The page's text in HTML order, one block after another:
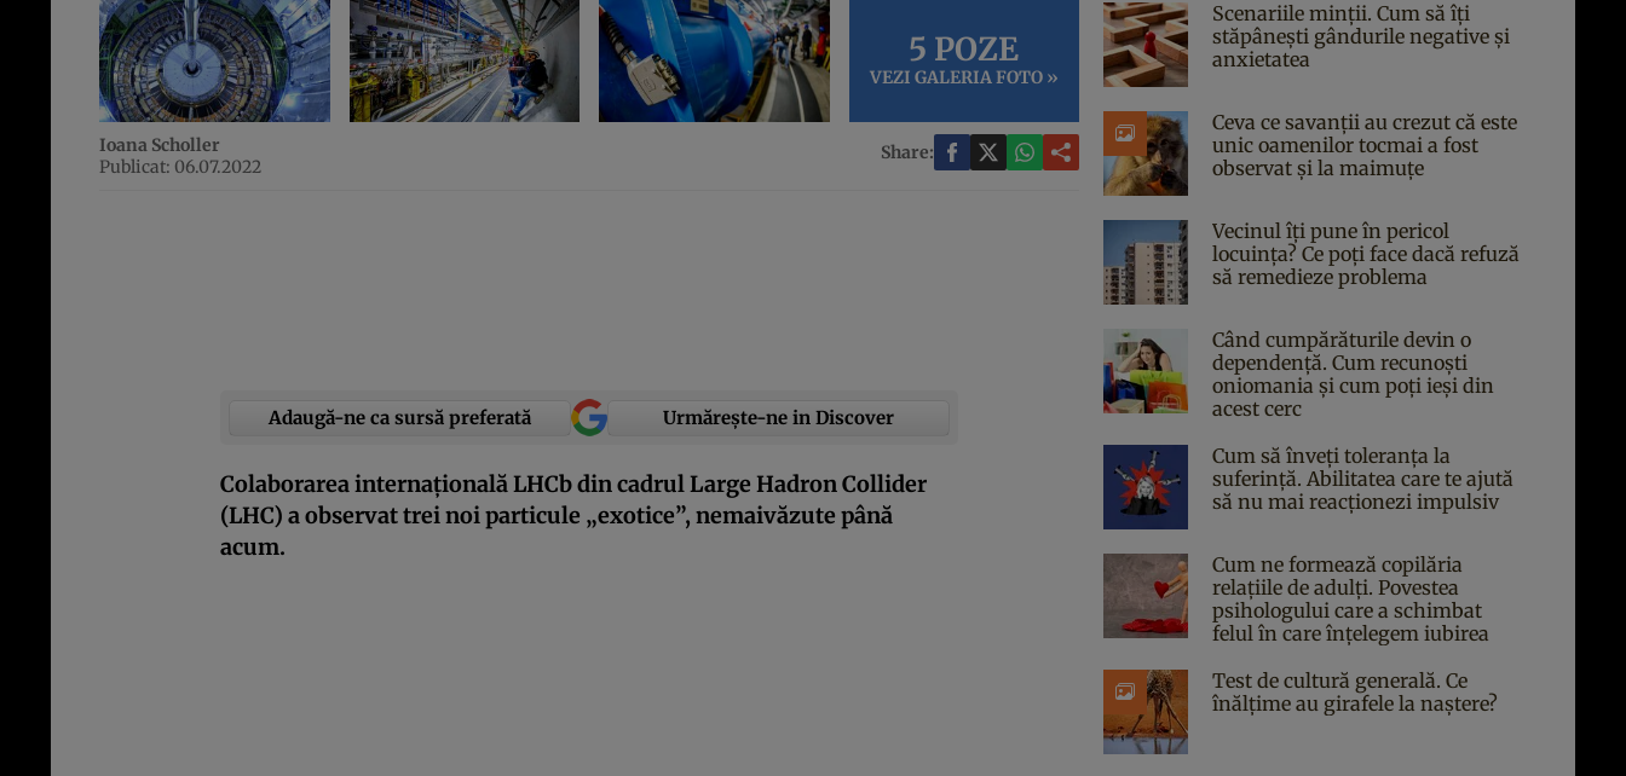
5 POZE
VEZI GALERIA FOTO »
Ioana Scholler
Publicat: 06.07.2022
Share:
Adaugă-ne ca sursă preferată Urmărește-ne in Discover
Colaborarea internațională LHCb din cadrul Large Hadron Collider
(LHC) a observat trei noi particule „exotice”, nemaivăzute până
acum.
Scenariile minții. Cum să îți
stăpânești gândurile negative și
anxietatea
Ceva ce savanții au crezut că este
unic oamenilor tocmai a fost
observat și la maimuțe
Vecinul îți pune în pericol
locuința? Ce poți face dacă refuză
să remedieze problema
Când cumpărăturile devin o
dependență. Cum recunoști
oniomania și cum poți ieși din
acest cerc
Cum să înveți toleranța la
suferință. Abilitatea care te ajută
să nu mai reacționezi impulsiv
Cum ne formează copilăria
relațiile de adulți. Povestea
psihologului care a schimbat
felul în care înțelegem iubirea
Test de cultură generală. Ce
înălțime au girafele la naștere?